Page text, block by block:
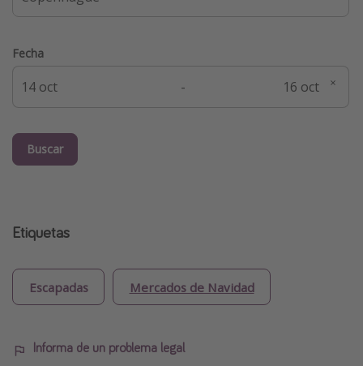
Fecha
-
Buscar
Etiquetas
Escapadas Mercados de Navidad
Informa de un problema legal